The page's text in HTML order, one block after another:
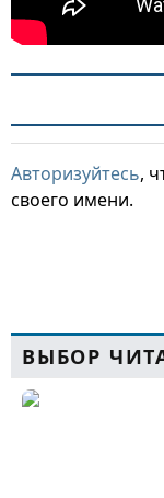
Авторизуйтесь,
своего имени.
ВЫБОР